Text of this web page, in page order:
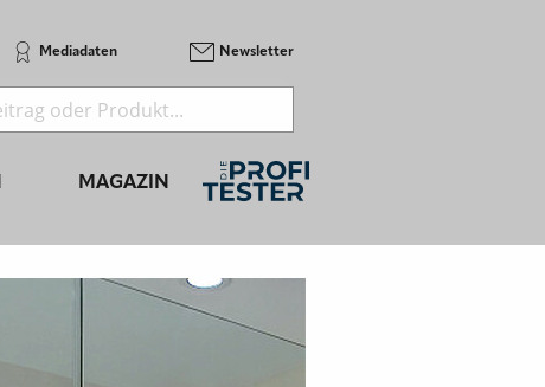
Mediadaten Newsletter
MAGAZIN